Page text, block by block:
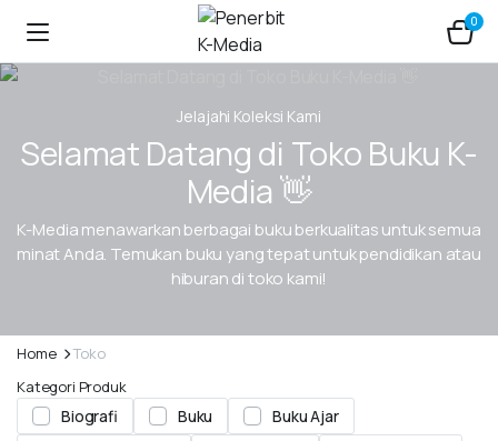
0
Jelajahi Koleksi Kami
Selamat Datang di Toko Buku K-
Media 👋
K-Media menawarkan berbagai buku berkualitas untuk semua
minat Anda. Temukan buku yang tepat untuk pendidikan atau
hiburan di toko kami!
Home
Toko
Kategori Produk
Biografi Buku
Buku Ajar